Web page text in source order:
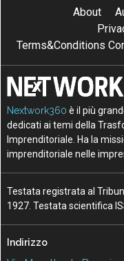
About
Terms&Conditions
Nextwork360 è il più
dedicati ai temi della
Imprenditoriale. Ha la
imprenditoriale nelle
Testata registrata al
1927. Testata scientifica
Indirizzo